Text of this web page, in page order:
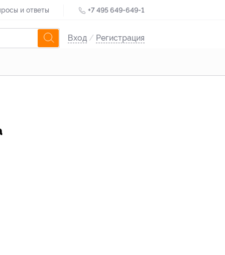
и ответы +7 495 649-649-1
Вход / Регистрация